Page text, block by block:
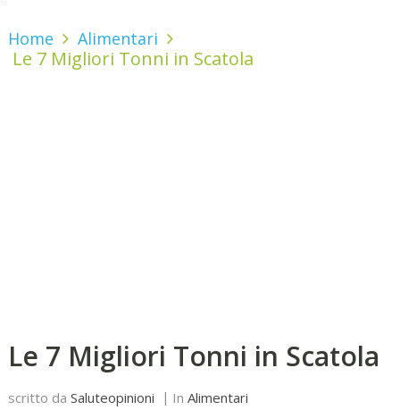
Home Alimentari
Le 7 Migliori Tonni in Scatola
Le 7 Migliori Tonni in Scatola
scritto da Saluteopinioni In Alimentari